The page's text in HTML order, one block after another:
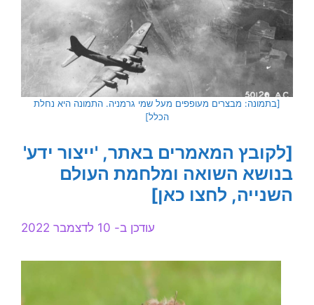
[בתמונה: מבצרים מעופפים מעל שמי גרמניה. התמונה היא נחלת
הכלל]
[לקובץ המאמרים באתר, 'ייצור ידע'
בנושא השואה ומלחמת העולם
השנייה, לחצו כאן]
עודכן ב- 10 לדצמבר 2022